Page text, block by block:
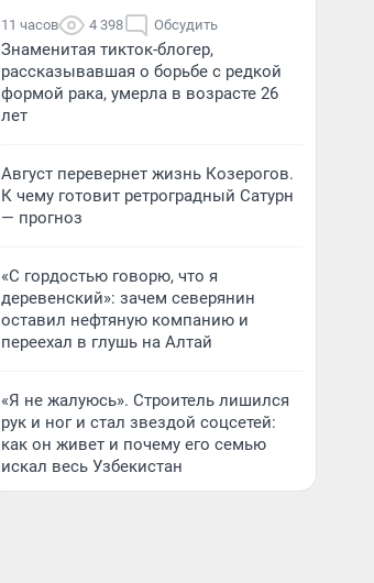
11 часов 4 398 Обсудить
Знаменитая тикток-блогер,
рассказывавшая о борьбе с редкой
формой рака, умерла в возрасте 26
лет
Август перевернет жизнь Козерогов.
К чему готовит ретроградный Сатурн
— прогноз
«С гордостью говорю, что я
деревенский»: зачем северянин
оставил нефтяную компанию и
переехал в глушь на Алтай
«Я не жалуюсь». Строитель лишился
рук и ног и стал звездой соцсетей:
как он живет и почему его семью
искал весь Узбекистан